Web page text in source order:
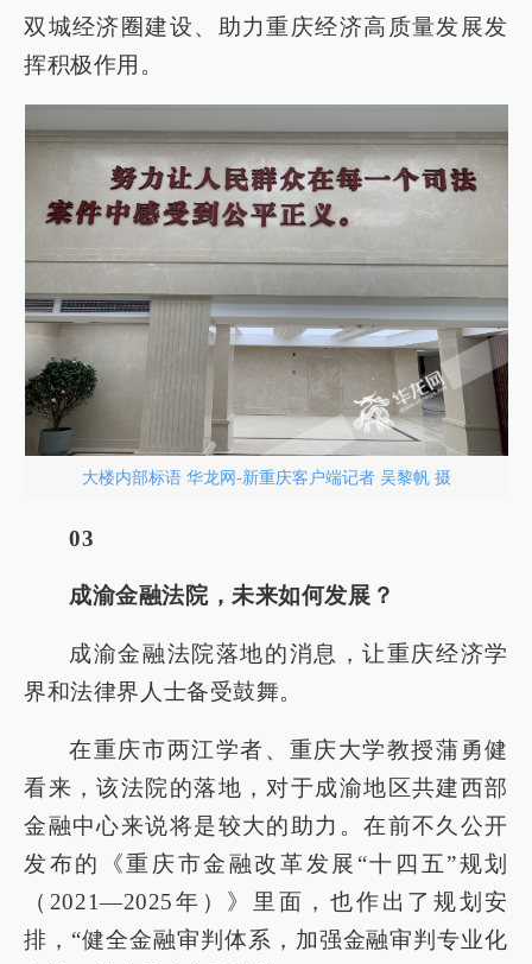
双城经济圈建设、助力重庆经济高质量发展发
挥积极作用。
大楼内部标语 华龙网-新重庆客户端记者 吴黎帆 摄
03
成渝金融法院，未来如何发展？
成渝金融法院落地的消息，让重庆经济学
界和法律界人士备受鼓舞。
在重庆市两江学者、重庆大学教授蒲勇健
看来，该法院的落地，对于成渝地区共建西部
金融中心来说将是较大的助力。在前不久公开
发布的《重庆市金融改革发展“十四五”规划
（2021—2025年）》里面，也作出了规划安
排，“健全金融审判体系，加强金融审判专业化